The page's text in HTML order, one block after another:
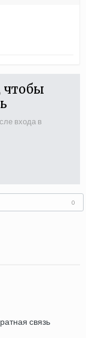
чтобы
входа в
0
связь